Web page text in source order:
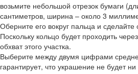
возьмите небольшой отрезок бумаги
сантиметров, ширина – около 3
Оберните его вокруг пальца и
Поскольку кольцо будет проходить
обхват этого участка.
Выберите между двумя цифрами
гарантирует, что украшение не будет